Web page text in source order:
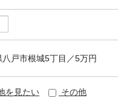
八戸市根城5丁目／5万円
を見たい その他